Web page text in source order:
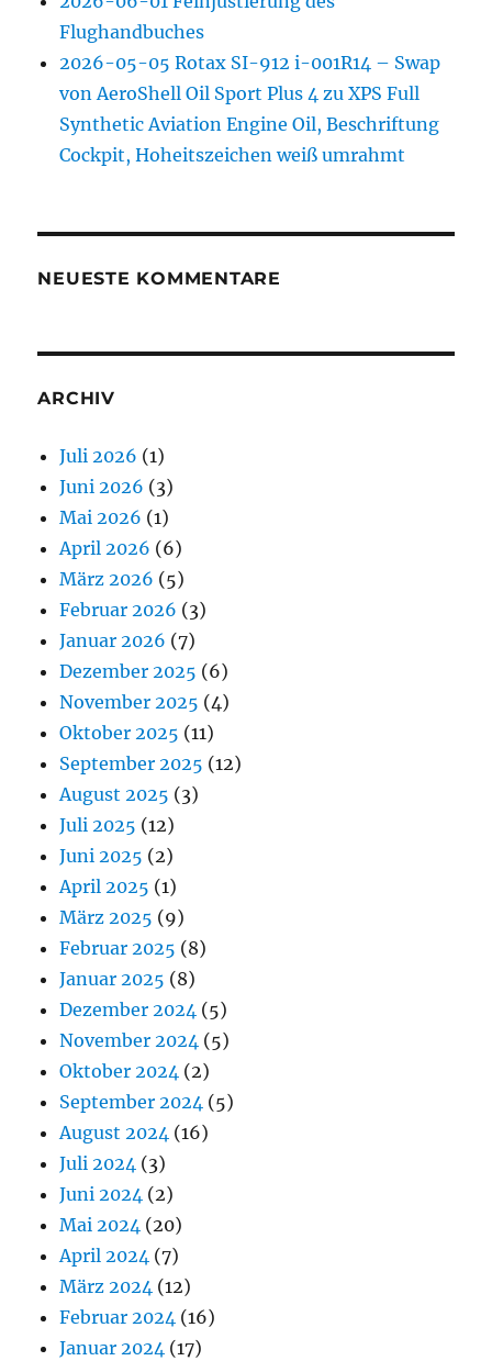
Flughandbuches
2026-05-05 Rotax SI-912 i-001R14 – Swap
von AeroShell Oil Sport Plus 4 zu XPS Full
Synthetic Aviation Engine Oil, Beschriftung
Cockpit, Hoheitszeichen weiß umrahmt
NEUESTE KOMMENTARE
ARCHIV
Juli 2026 (1)
Juni 2026 (3)
Mai 2026 (1)
April 2026 (6)
März 2026 (5)
Februar 2026 (3)
Januar 2026 (7)
Dezember 2025 (6)
November 2025 (4)
Oktober 2025 (11)
September 2025 (12)
August 2025 (3)
Juli 2025 (12)
Juni 2025 (2)
April 2025 (1)
März 2025 (9)
Februar 2025 (8)
Januar 2025 (8)
Dezember 2024 (5)
November 2024 (5)
Oktober 2024 (2)
September 2024 (5)
August 2024 (16)
Juli 2024 (3)
Juni 2024 (2)
Mai 2024 (20)
April 2024 (7)
März 2024 (12)
Februar 2024 (16)
Januar 2024 (17)